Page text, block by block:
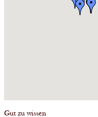
Gut zu wissen